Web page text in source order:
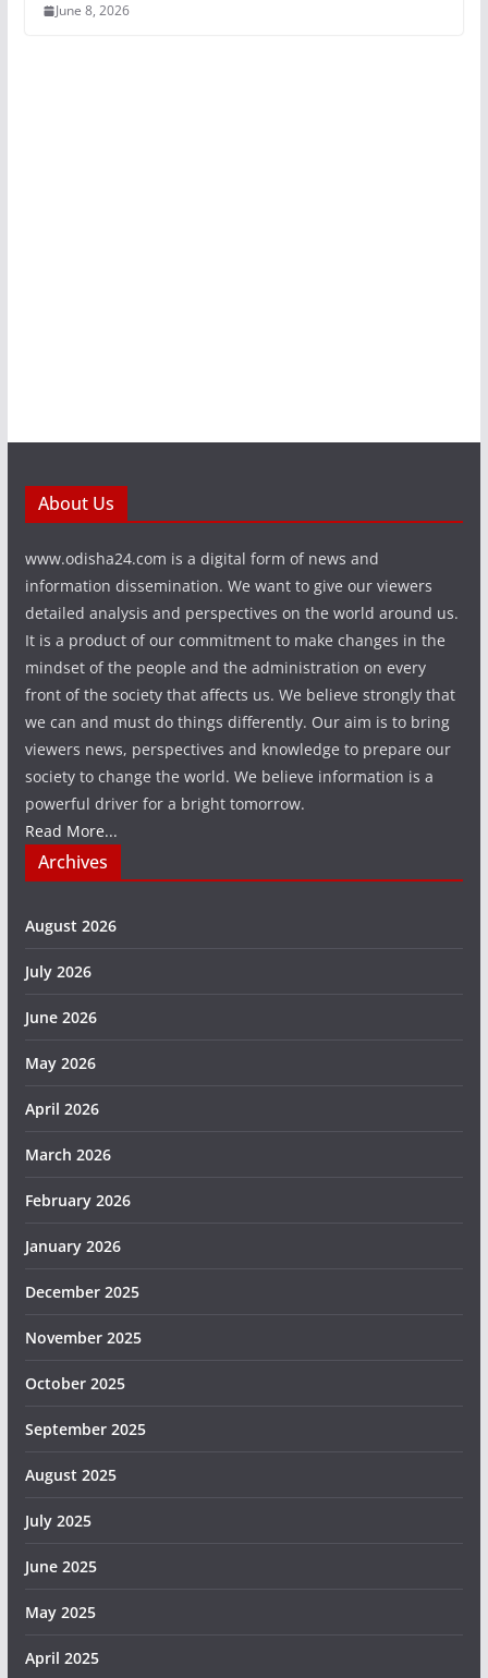
June 8, 2026
About Us
www.odisha24.com is a digital form of news and
information dissemination. We want to give our viewers
detailed analysis and perspectives on the world around us.
It is a product of our commitment to make changes in the
mindset of the people and the administration on every
front of the society that affects us. We believe strongly that
we can and must do things differently. Our aim is to bring
viewers news, perspectives and knowledge to prepare our
society to change the world. We believe information is a
powerful driver for a bright tomorrow.
Read More...
Archives
August 2026
July 2026
June 2026
May 2026
April 2026
March 2026
February 2026
January 2026
December 2025
November 2025
October 2025
September 2025
August 2025
July 2025
June 2025
May 2025
April 2025